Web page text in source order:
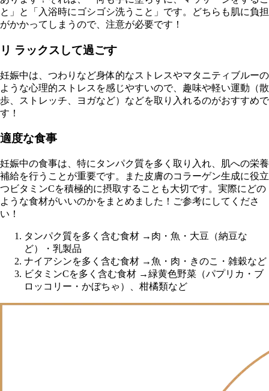
と」と「入浴時にゴシゴシ洗うこと」です。どちらも肌に負担
がかかってしまうので、注意が必要です！
リ ラックスして過ごす
妊娠中は、つわりなど身体的なストレスやマタニティブルーの
ような心理的ストレスを感じやすいので、趣味や軽い運動（散
歩、ストレッチ、ヨガなど）などを取り入れるのがおすすめで
す！
適度な食事
妊娠中の食事は、特にタンパク質を多く取り入れ、肌への栄養
補給を行うことが重要です。また皮膚のコラーゲン生成に役立
つビタミンCを積極的に摂取することも大切です。実際にどの
ような食材がいいのかをまとめました！ご参考にしてくださ
い！
タンパク質を多く含む食材 →肉・魚・大豆（納豆な
ど）・乳製品
ナイアシンを多く含む食材 →魚・肉・きのこ・雑穀など
ビタミンCを多く含む食材 →緑黄色野菜（パプリカ・ブ
ロッコリー・かぼちゃ）、柑橘類など